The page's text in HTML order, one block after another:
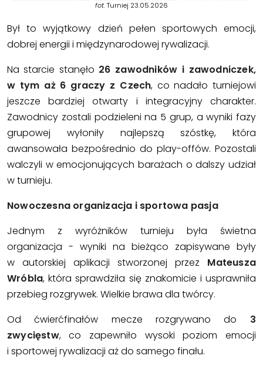
fot. Turniej 23.05.2026
Był to wyjątkowy dzień pełen sportowych emocji,
dobrej energii i międzynarodowej rywalizacji.
Na starcie stanęło 26 zawodników i zawodniczek,
w tym aż 6 graczy z Czech, co nadało turniejowi
jeszcze bardziej otwarty i integracyjny charakter.
Zawodnicy zostali podzieleni na 5 grup, a wyniki fazy
grupowej wyłoniły najlepszą szóstkę, która
awansowała bezpośrednio do play-offów. Pozostali
walczyli w emocjonujących barażach o dalszy udział
w turnieju.
Nowoczesna organizacja i sportowa pasja
Jednym z wyróżników turnieju była świetna
organizacja - wyniki na bieżąco zapisywane były
w autorskiej aplikacji stworzonej przez Mateusza
Wróbla, która sprawdziła się znakomicie i usprawniła
przebieg rozgrywek. Wielkie brawa dla twórcy.
Od ćwierćfinałów mecze rozgrywano do 3
zwycięstw, co zapewniło wysoki poziom emocji
i sportowej rywalizacji aż do samego finału.